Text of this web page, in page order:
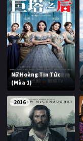
Nữ Hoàng Tin Tức
(Mùa 1)
2016